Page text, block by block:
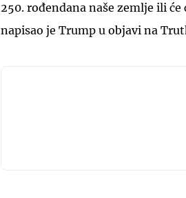
250. rođendana naše zemlje ili
napisao je Trump u objavi na